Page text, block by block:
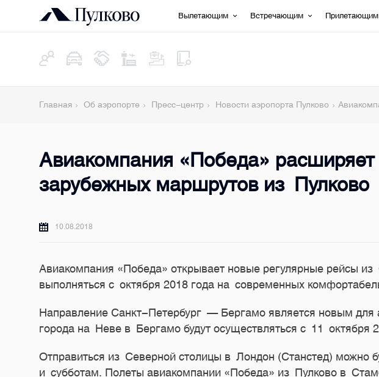
Вылетающим Встречающим Прилетающим
Главная Об аэропорте Пресс-центр Новости аэропорта Пулково
Авиакомпания «Победа» расширяет
зарубежных маршрутов из Пулково
10.08.2018
Авиакомпания «Победа» открывает новые регулярные рейсы
выполняться с октября 2018 года на современных
Направление Санкт-Петербург — Бергамо является новым
города на Неве в Бергамо будут осуществляться с 11 октября
Отправиться из Северной столицы в Лондон (Станстед) можно
и субботам. Полеты авиакомпании «Победа» из Пулково в